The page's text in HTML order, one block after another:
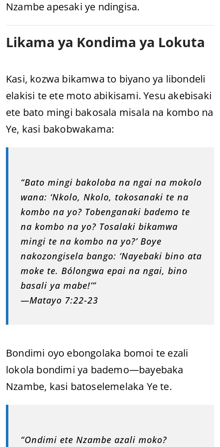
Nzambe apesaki ye ndingisa.
Likama ya Kondima ya Lokuta
Kasi, kozwa bikamwa to biyano ya libondeli
elakisi te ete moto abikisami. Yesu akebisaki
ete bato mingi bakosala misala na kombo na
Ye, kasi bakobwakama:
“Bato mingi bakoloba na ngai na mokolo
wana: ‘Nkolo, Nkolo, tokosanaki te na
kombo na yo? Tobenganaki bademo te
na kombo na yo? Tosalaki bikamwa
mingi te na kombo na yo?’ Boye
nakozongisela bango: ‘Nayebaki bino ata
moke te. Bólongwa epai na ngai, bino
basali ya mabe!’”
—Matayo 7:22-23
Bondimi oyo ebongolaka bomoi te ezali
lokola bondimi ya bademo—bayebaka
Nzambe, kasi batoselemelaka Ye te.
“Ondimi ete Nzambe azali moko?